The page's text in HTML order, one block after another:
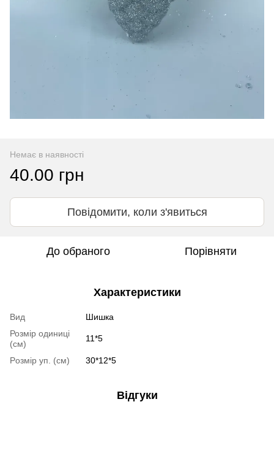
Немає в наявності
40.00 грн
Повідомити, коли з'явиться
До обраного Порівняти
Характеристики
Вид
Шишка
Розмір одиниці
(cм)
11*5
Pозмір уп. (cм) 30*12*5
Відгуки